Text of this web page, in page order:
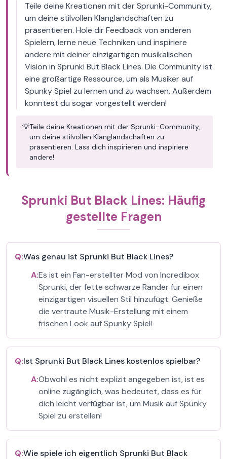
Teile deine Kreationen mit der Sprunki-Community,
um deine stilvollen Klanglandschaften zu
präsentieren. Hole dir Feedback von anderen
Spielern, lerne neue Techniken und inspiriere
andere mit deiner einzigartigen musikalischen
Vision in Sprunki But Black Lines. Die Community ist
eine großartige Ressource, um als Musiker auf
Spunky Spiel zu lernen und zu wachsen. Außerdem
könntest du sogar vorgestellt werden!
💡Teile deine Kreationen mit der Sprunki-Community,
um deine stilvollen Klanglandschaften zu
präsentieren. Lass dich inspirieren und inspiriere
andere!
Sprunki But Black Lines: Häufig
gestellte Fragen
Q:Was genau ist Sprunki But Black Lines?
A:Es ist ein Fan-erstellter Mod von Incredibox
Sprunki, der fette schwarze Ränder für einen
einzigartigen visuellen Stil hinzufügt. Genieße
die vertraute Musik-Erstellung mit einem
frischen Look auf Spunky Spiel!
Q:Ist Sprunki But Black Lines kostenlos spielbar?
A:Obwohl es nicht explizit angegeben ist, ist es
online zugänglich, was bedeutet, dass es für
dich leicht verfügbar ist, um Musik auf Spunky
Spiel zu erstellen!
Q:Wie spiele ich eigentlich Sprunki But Black